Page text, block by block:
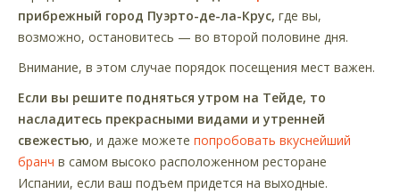
прибрежный город Пуэрто-де-ла-Крус, где вы,
возможно, остановитесь — во второй половине дня.
Внимание, в этом случае порядок посещения мест важен.
Если вы решите подняться утром на Тейде, то
насладитесь прекрасными видами и утренней
свежестью, и даже можете попробовать вкуснейший
бранч в самом высоко расположенном ресторане
Испании, если ваш подъем придется на выходные.